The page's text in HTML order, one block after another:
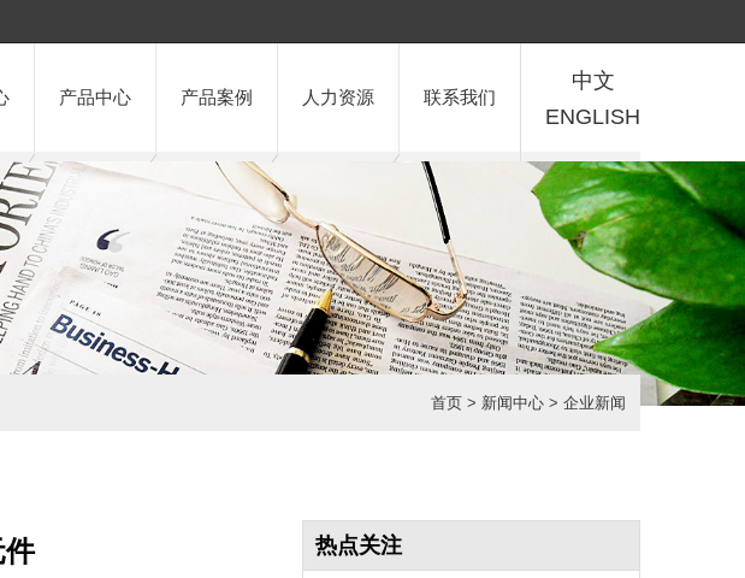
产品中心 产品案例 人力资源 联系我们
中文
ENGLISH
首页 > 新闻中心 >企业新闻
件 热点关注